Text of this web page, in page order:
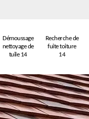
Démoussage
nettoyage de
tuile 14
Recherche de
fuite toiture
14